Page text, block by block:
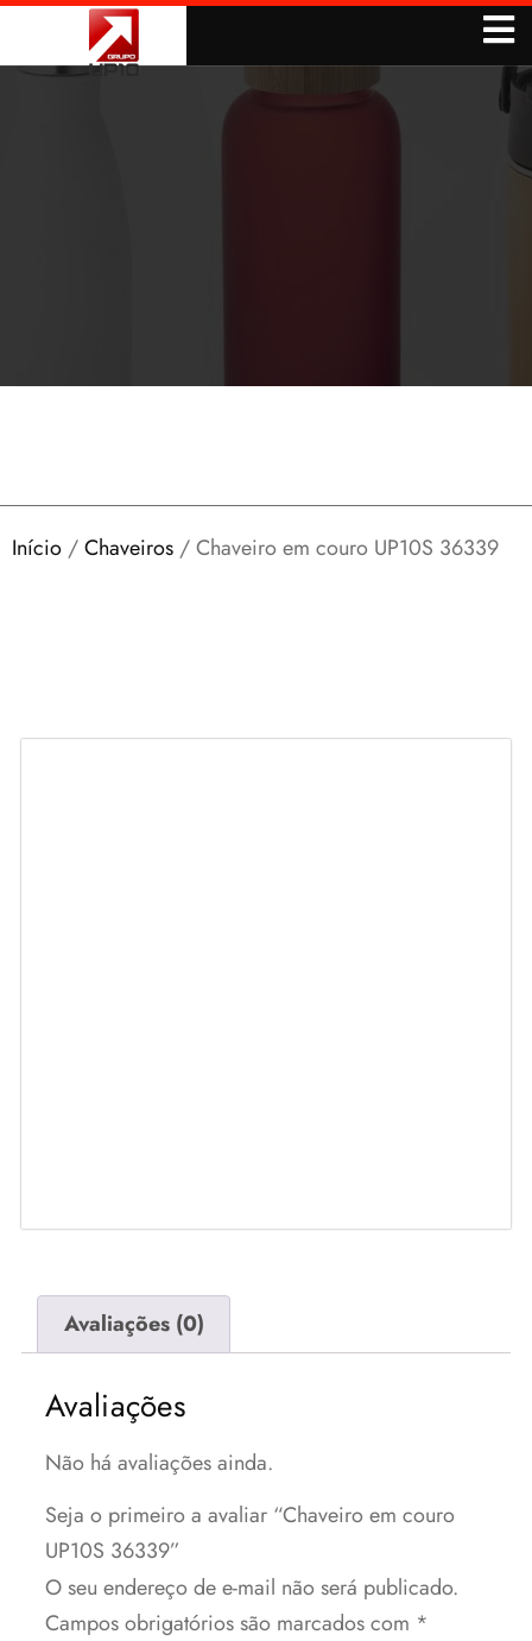
Início /Chaveiros / Chaveiro em couro UP10S 36339
Avaliações (0)
Avaliações
Não há avaliações ainda.
Seja o primeiro a avaliar “Chaveiro em couro
UP10S 36339”
O seu endereço de e-mail não será publicado.
Campos obrigatórios são marcados com *